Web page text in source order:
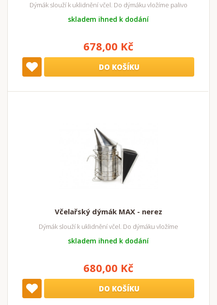
Dýmák slouží k uklidnění včel. Do dýmáku vložíme palivo
skladem ihned k dodání
678,00 Kč
DO KOŠÍKU
Včelařský dýmák MAX - nerez
Dýmák slouží k uklidnění včel. Do dýmáku vložíme
skladem ihned k dodání
680,00 Kč
DO KOŠÍKU